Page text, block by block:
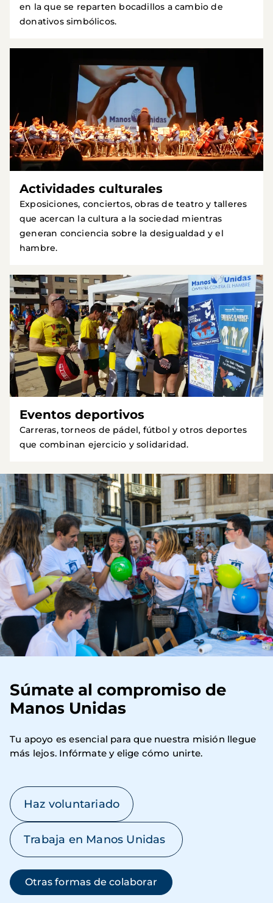
en la que se reparten bocadillos a cambio de
donativos simbólicos.
Actividades culturales
Exposiciones, conciertos, obras de teatro y talleres
que acercan la cultura a la sociedad mientras
generan conciencia sobre la desigualdad y el
hambre.
Eventos deportivos
Carreras, torneos de pádel, fútbol y otros deportes
que combinan ejercicio y solidaridad.
Imagen
Súmate al compromiso de
Manos Unidas
Tu apoyo es esencial para que nuestra misión llegue
más lejos. Infórmate y elige cómo unirte.
Haz voluntariado
Trabaja en Manos Unidas
Otras formas de colaborar